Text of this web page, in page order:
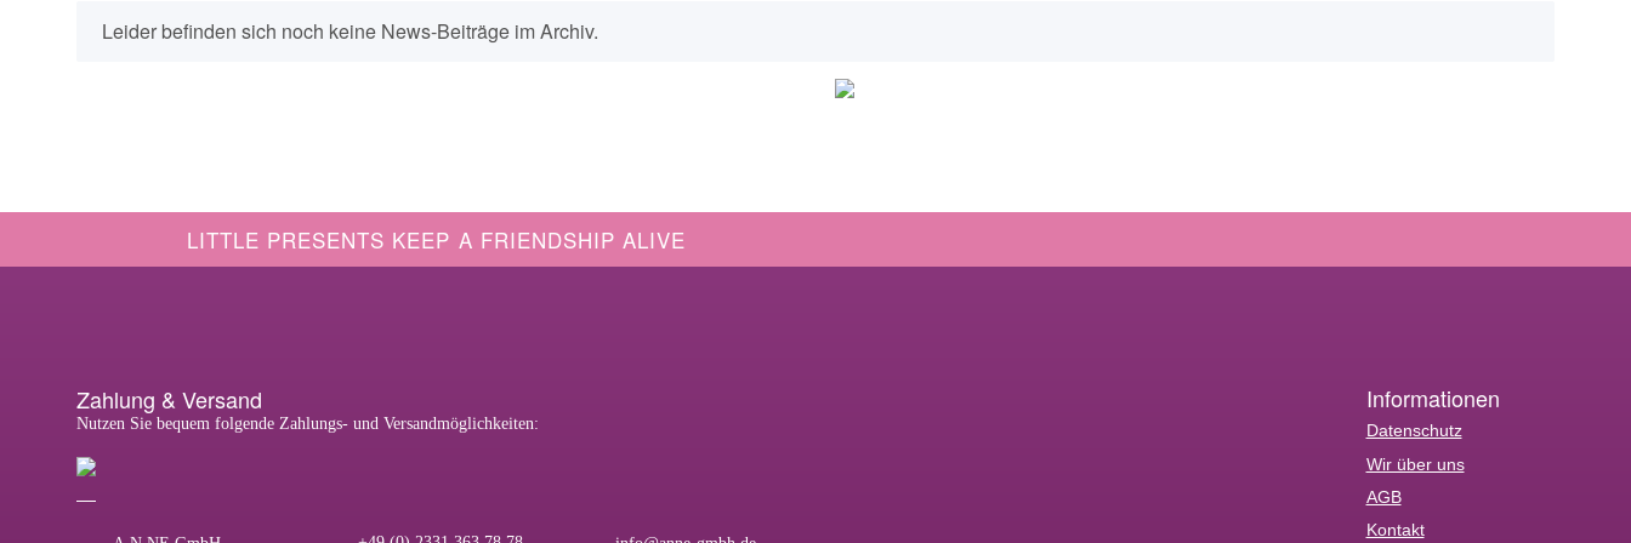
x
Leider befinden sich noch keine News-Beiträge im Archiv.
LITTLE PRESENTS KEEP A FRIENDSHIP ALIVE
Zahlung & Versand
Nutzen Sie bequem folgende Zahlungs- und Versandmöglichkeiten:
Informationen
Datenschutz
Wir über uns
AGB
Kontakt